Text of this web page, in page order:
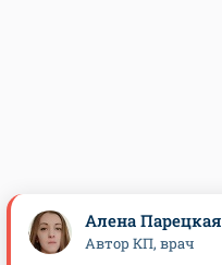
Алена Парецкая
Автор КП, врач